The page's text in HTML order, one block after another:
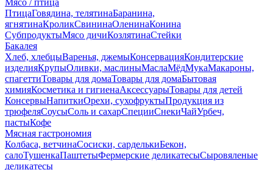
Мясо / птица
ПтицаГовядина, телятинаБаранина,
ягнятинаКроликСвининаОленинаКонина
СубпродуктыМясо дичиКозлятинаСтейки
Бакалея
Хлеб, хлебцыВаренья, джемыКонсервацияКондитерские
изделияКрупыОливки, маслиныМаслаМёдМукаМакароны,
спагеттиТовары для домаТовары для домаБытовая
химияКосметика и гигиенаАксессуарыТовары для детей
КонсервыНапиткиОрехи, сухофруктыПродукция из
трюфеляСоусыСоль и сахарСпецииСнекиЧайУрбеч,
пастыКофе
Мясная гастрономия
Колбаса, ветчинаСосиски, сарделькиБекон,
салоТушенкаПаштетыФермерские деликатесыСыровяленые
деликатесы